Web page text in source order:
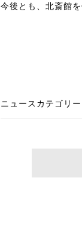
今後とも、北斎館
ニュースカテゴリ